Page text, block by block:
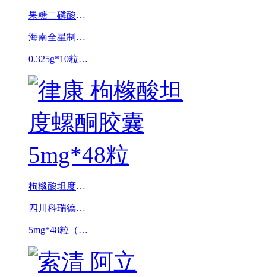
果糖二磷酸钠胶囊
海南全星制药有限公司(原海南长安国际制药有限公司)
0.325g*10粒*2板
枸橼酸坦度螺酮胶囊
四川科瑞德制药股份有限公司（原四川科瑞德制药有限公司）
5mg*48粒（律康）